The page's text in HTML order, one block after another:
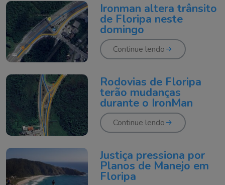
Ironman altera trânsito
de Floripa neste
domingo
Continue lendo
Rodovias de Floripa
terão mudanças
durante o IronMan
Continue lendo
Justiça pressiona por
Planos de Manejo em
Floripa